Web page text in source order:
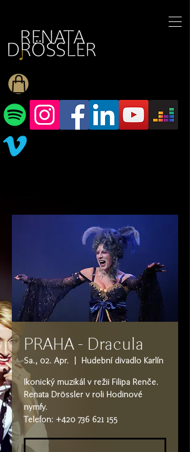
PRAHA - Dracula
Sa., 02. Apr. Hudební divadlo Karlín
Ikonický muzikál v režii Filipa Renče.
Renata Drössler v roli Hodinové
nymfy.
Telefon: +420 736 621 155